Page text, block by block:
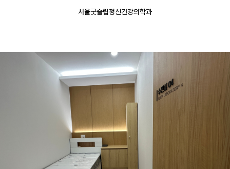
서울굿슬립정신건강의학과